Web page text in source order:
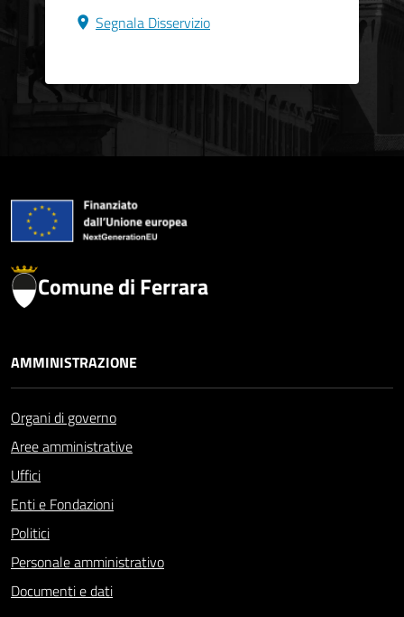
Segnala Disservizio
Comune di Ferrara
AMMINISTRAZIONE
Organi di governo
Aree amministrative
Uffici
Enti e Fondazioni
Politici
Personale amministrativo
Documenti e dati